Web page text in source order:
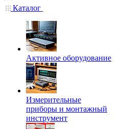
Каталог
Активное оборудование
Измерительные
приборы и монтажный
инструмент